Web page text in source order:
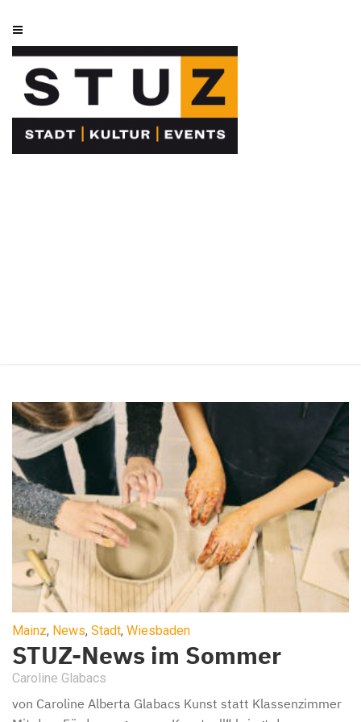
Mainz, News, Stadt, Wiesbaden
STUZ-News im Sommer
Caroline Glabacs
von Caroline Alberta Glabacs Kunst statt Klassenzimmer